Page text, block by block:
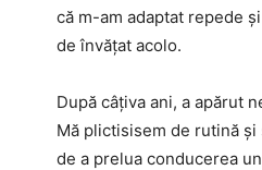
că m-am adaptat repede
de învățat acolo.
După câțiva ani, a apărut
Mă plictisisem de rutină
de a prelua conducerea